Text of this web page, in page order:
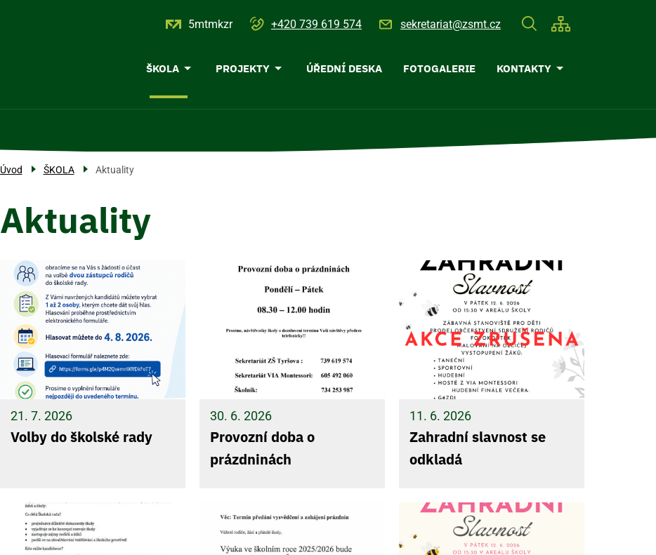
5mtmkzr +420 739 619 574 sekretariat@zsmt.cz
Menu
navigace
ŠKOLA PROJEKTY ÚŘEDNÍ DESKA FOTOGALERIE KONTAKTY
Úvod ŠKOLA Aktuality
Aktuality
21. 7. 2026
Volby do školské rady
30. 6. 2026
Provozní doba o
prázdninách
11. 6. 2026
Zahradní slavnost se
odkladá